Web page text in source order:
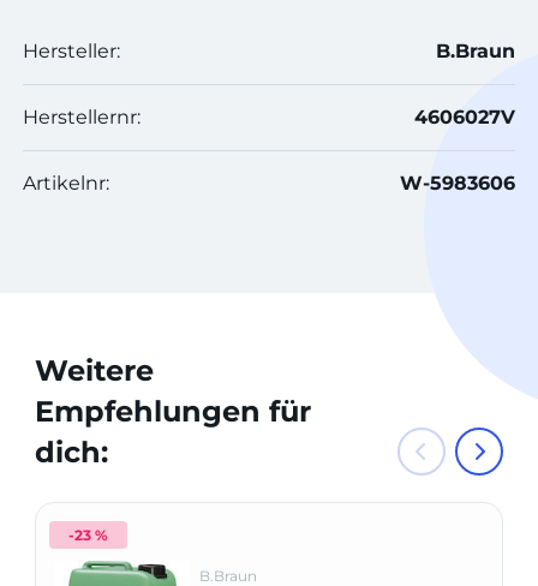
Hersteller: B.Braun
Herstellernr: 4606027V
Artikelnr: W-5983606
Weitere
Empfehlungen für
dich:
-23 %
B.Braun